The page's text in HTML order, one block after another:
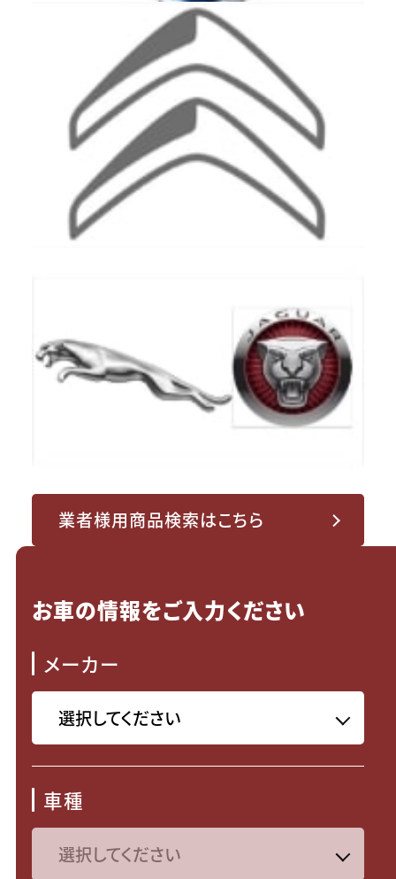
業者様用商品検索はこちら
お車の情報をご入力ください
メーカー
車種